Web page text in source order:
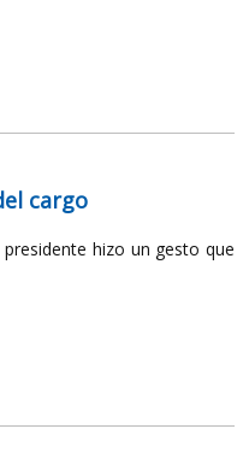
cargo
hizo un gesto que